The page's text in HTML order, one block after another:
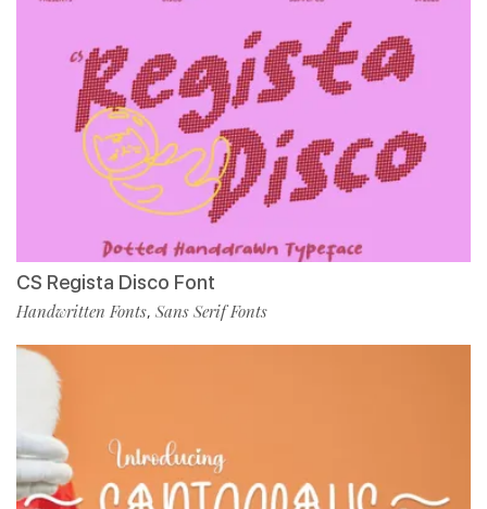
CS Regista Disco Font
Handwritten Fonts, Sans Serif Fonts